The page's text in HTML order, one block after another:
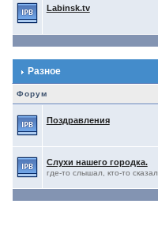
Labinsk.tv
Разное
Форум
Поздравления
Слухи нашего городка.
где-то слышал, кто-то сказал